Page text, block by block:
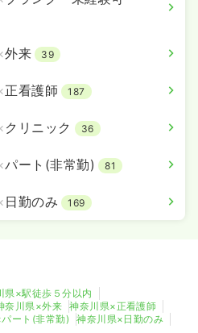
外来 39
正看護師 187
クリニック 36
パート(非常勤) 81
日勤のみ 169
県×駅徒歩５分以内
奈川県×外来
神奈川県×正看護師
ート(非常勤) 神奈川県×日勤のみ